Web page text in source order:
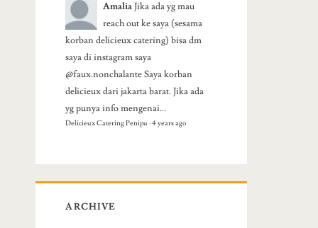
Amalia Jika ada yg mau
reach out ke saya (sesama
korban delicieux catering) bisa dm
saya di instagram saya
@faux.nonchalante Saya korban
delicieux dari jakarta barat. Jika ada
yg punya info mengenai...
Delicieux Catering Penipu·4 years ago
ARCHIVE